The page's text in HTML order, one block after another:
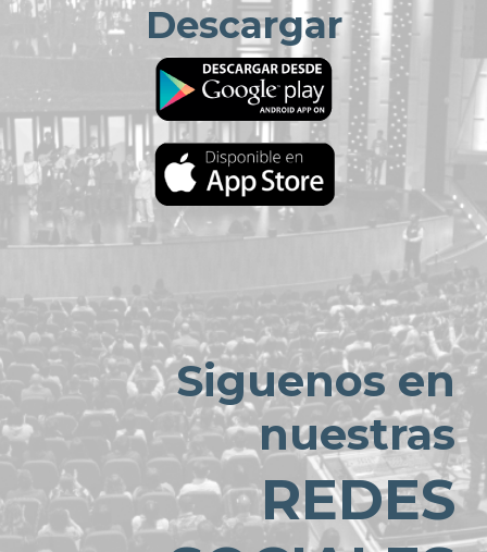
Descargar
Siguenos en
nuestras
REDES